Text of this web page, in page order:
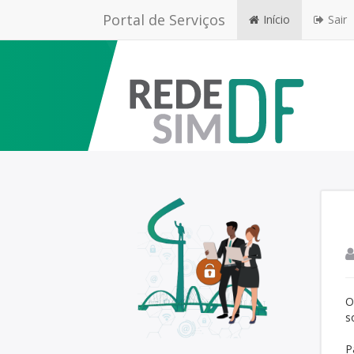
Portal de Serviços Início Sair